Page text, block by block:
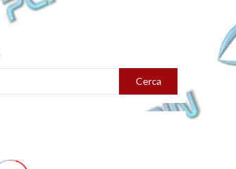
Cerca